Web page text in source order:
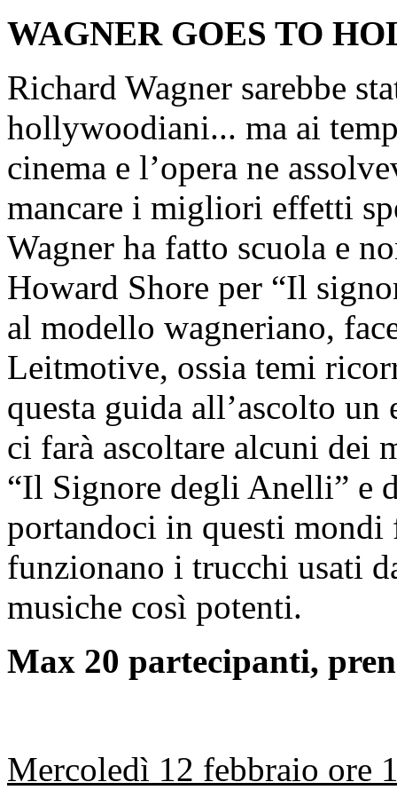
WAGNER GOES TO
Richard Wagner sarebbe
hollywoodiani... ma ai
cinema e l’opera ne
mancare i migliori effetti
Wagner ha fatto scuola e
Howard Shore per “Il
al modello wagneriano,
Leitmotive, ossia temi
questa guida all’ascolto
ci farà ascoltare alcuni dei
“Il Signore degli Anelli” e
portandoci in questi mondi
funzionano i trucchi usati
musiche così potenti.
Max 20 partecipanti,
Mercoledì 12 febbraio ore